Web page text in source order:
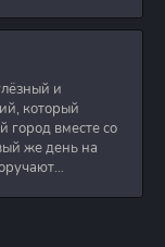
и
который
город вместе со
же день на